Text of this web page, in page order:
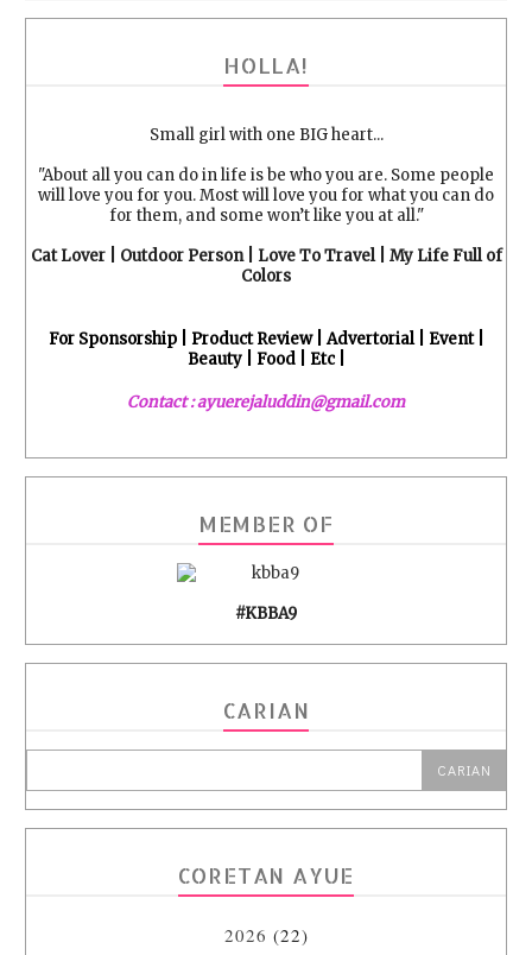
HOLLA!
Small girl with one BIG heart...
"About all you can do in life is be who you are. Some people
will love you for you. Most will love you for what you can do
for them, and some won’t like you at all."
Cat Lover | Outdoor Person | Love To Travel | My Life Full of
Colors
For Sponsorship | Product Review | Advertorial | Event |
Beauty | Food | Etc |
Contact : ayuerejaluddin@gmail.com
MEMBER OF
#KBBA9
CARIAN
CORETAN AYUE
2026 (22)